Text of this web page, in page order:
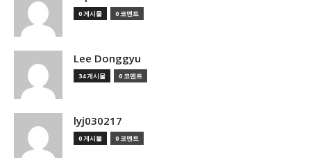
0 게시물 0 코멘트
Lee Donggyu
34 게시물 0 코멘트
lyj030217
0 게시물 0 코멘트